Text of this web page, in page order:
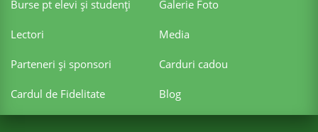
Burse pt elevi şi studenţi Galerie Foto
Lectori Media
Parteneri şi sponsori Carduri cadou
Cardul de Fidelitate Blog